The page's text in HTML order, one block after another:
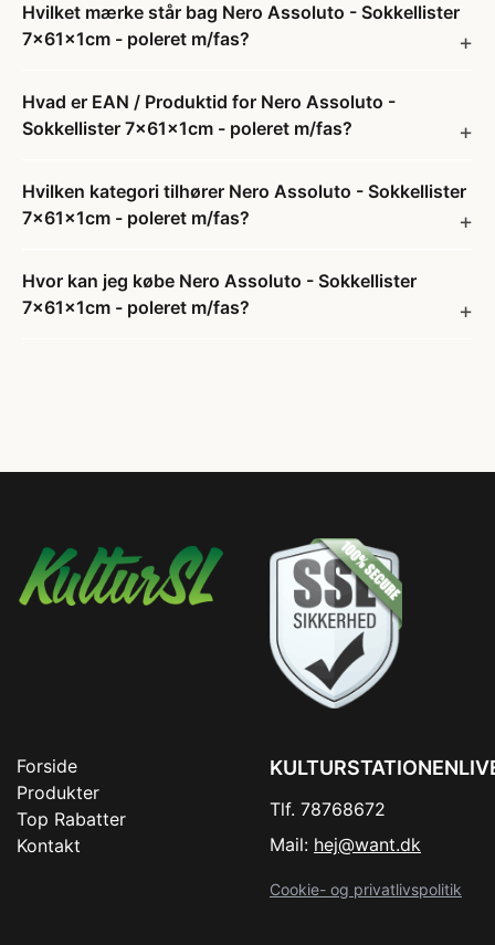
Hvilket mærke står bag Nero Assoluto - Sokkellister
7x61x1cm - poleret m/fas?
Hvad er EAN / Produktid for Nero Assoluto -
Sokkellister 7x61x1cm - poleret m/fas?
Hvilken kategori tilhører Nero Assoluto - Sokkellister
7x61x1cm - poleret m/fas?
Hvor kan jeg købe Nero Assoluto - Sokkellister
7x61x1cm - poleret m/fas?
Forside
Produkter
Top Rabatter
Kontakt
Tlf. 78768672
Mail: hej@want.dk
Cookie- og privatlivspolitik